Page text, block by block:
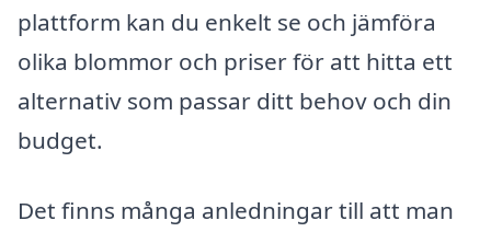
plattform kan du enkelt se och jämföra
olika blommor och priser för att hitta ett
alternativ som passar ditt behov och din
budget.
Det finns många anledningar till att man